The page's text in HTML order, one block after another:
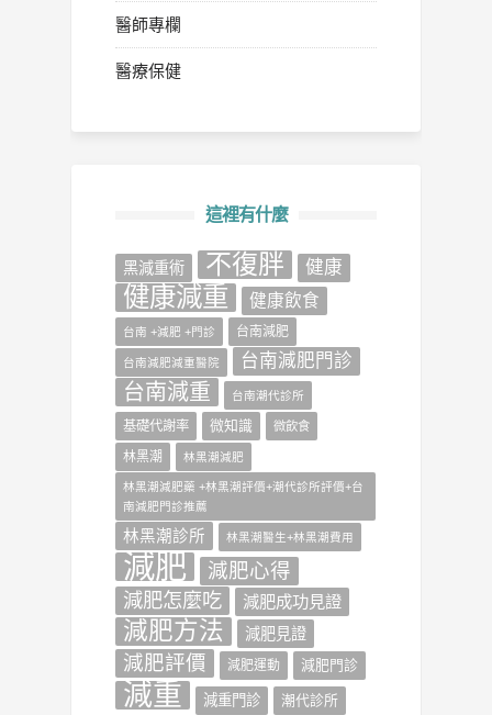
醫師專欄
醫療保健
這裡有什麼
‎黑減重術‬ 不復胖 健康
健康減重 健康飲食
台南 +減肥 +門診 台南減肥
台南減肥減重醫院 台南減肥門診
台南減重 台南潮代診所
基礎代謝率 微知識 微飲食
林黑潮 林黑潮減肥
林黑潮減肥藥 +林黑潮評價+潮代診所評價+台
南減肥門診推薦
林黑潮診所 林黑潮醫生+林黑潮費用
減肥
減肥心得
減肥怎麼吃
減肥成功見證
減肥方法 減肥見證
減肥評價 減肥運動 減肥門診
減重 減重門診 潮代診所